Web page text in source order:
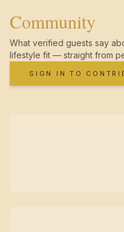
Community
What verified guests say
lifestyle fit — straight from
SIGN IN TO